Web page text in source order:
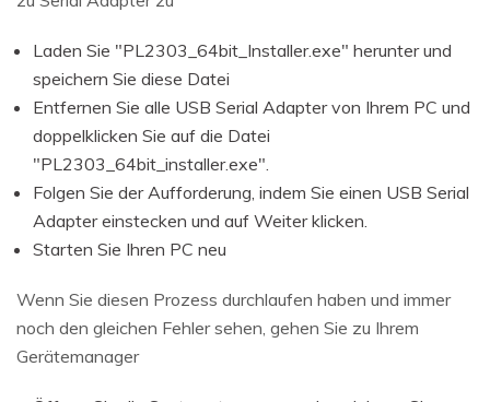
Laden Sie "PL2303_64bit_Installer.exe" herunter und
speichern Sie diese Datei
Entfernen Sie alle USB Serial Adapter von Ihrem PC und
doppelklicken Sie auf die Datei
"PL2303_64bit_installer.exe".
Folgen Sie der Aufforderung, indem Sie einen USB Serial
Adapter einstecken und auf Weiter klicken.
Starten Sie Ihren PC neu
Wenn Sie diesen Prozess durchlaufen haben und immer
noch den gleichen Fehler sehen, gehen Sie zu Ihrem
Gerätemanager